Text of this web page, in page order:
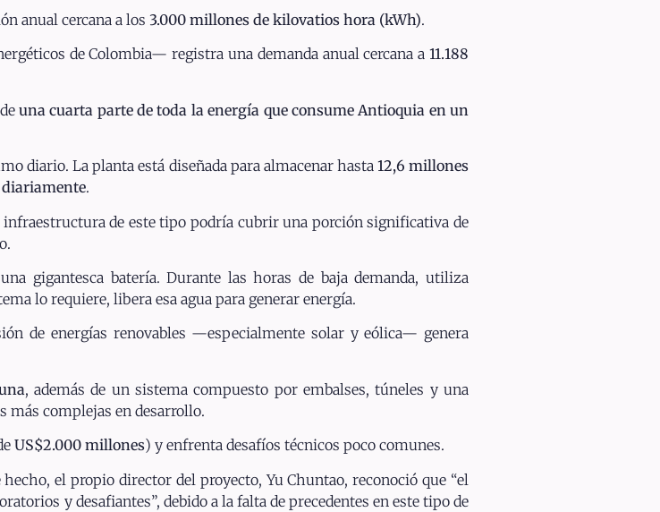
anual cercana a los 3.000 millones de kilovatios hora (kWh).
de Colombia— registra una demanda anual cercana a 11.188
una cuarta parte de toda la energía que consume Antioquia en un
diario. La planta está diseñada para almacenar hasta12,6 millones
.
de este tipo podría cubrir una porción significativa de
gigantesca batería. Durante las horas de baja demanda, utiliza
lo requiere, libera esa agua para generar energía.
de energías renovables —especialmente solar y eólica— genera
, además de un sistema compuesto por embalses, túneles y una
más complejas en desarrollo.
US$2.000 millones) y enfrenta desafíos técnicos poco comunes.
el propio director del proyecto, Yu Chuntao, reconoció que “el
y desafiantes”, debido a la falta de precedentes en este tipo de